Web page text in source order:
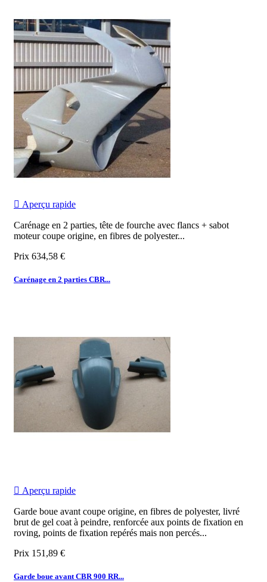
 Aperçu rapide
Carénage en 2 parties, tête de fourche avec flancs + sabot
moteur coupe origine, en fibres de polyester...
Prix 634,58 €
Carénage en 2 parties CBR...
 Aperçu rapide
Garde boue avant coupe origine, en fibres de polyester, livré
brut de gel coat à peindre, renforcée aux points de fixation en
roving, points de fixation repérés mais non percés...
Prix 151,89 €
Garde boue avant CBR 900 RR...